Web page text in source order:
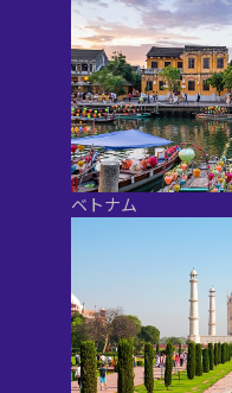
ベトナム